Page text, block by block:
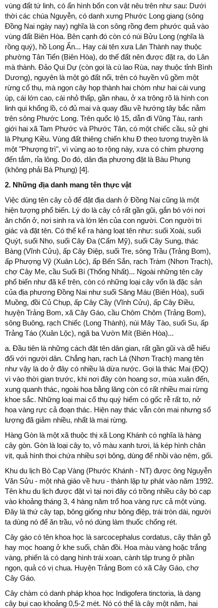
vùng đất tứ linh, có ẩn hình bốn con vật nêu trên như sau: Dưới
thời các chúa Nguyễn, có danh xưng Phước Long giang (sông
Đồng Nai ngày nay) nghĩa là con sông rồng đem phước quả vào
vùng đất Biên Hòa. Bên cạnh đó còn có núi Bửu Long (nghĩa là
rồng quý), hồ Long Ẩn... Hay cái tên xưa Lân Thành nay thuộc
phường Tân Tiến (Biên Hòa), do thế đất nên được đặt ra, do Lân
mà thành. Đảo Qui Dự (còn gọi là cù lao Rùa, nay thuộc tỉnh Bình
Dương), nguyên là một gò đất nổi, trên có huyền vũ gồm một
rừng cổ thụ, mà ngọn cây họp thành hai chòm như hai cái vung
úp, cái lớn cao, cái nhỏ thấp, gần nhau, ở xa trông rõ là hình con
linh qui khổng lồ, có đủ mai và quay đầu về hướng tây bắc nằm
trên sông Phước Long. Trên quốc lộ 15, dẫn đi Vũng Tàu, ranh
giới hai xã Tam Phước và Phước Tân, có một chiếc cầu, sử ghi
là Phụng Kiều. Vùng đất thiêng chiến khu Đ theo tương truyền là
một "Phượng trì", vì vùng ao to rộng này, xưa có chim phượng
đến tắm, rỉa lông. Do đó, dân địa phương đặt là Bàu Phụng
(không phải Bà Phụng) [4].
2. Những địa danh mang tên thực vật
Việc dùng tên cây cỏ để đặt địa danh ở Đồng Nai cũng là một
hiện tượng phổ biến. Lý do là cây cỏ rất gần gũi, gắn bó với nơi
ăn chốn ở, nơi sinh ra và lớn lên của con người. Con người tri
giác và đặt tên. Có thể kể ra hàng loạt tên như: suối Xoài, suối
Quýt, suối Nho, suối Cây Đa (Cẩm Mỹ), suối Cây Sung, thác
Bàng (Vĩnh Cửu), ấp Cây Điệp, suối Tre, sông Trầu (Trảng Bom),
ấp Phượng Vỹ (Xuân Lộc), ấp Bến Sắn, rạch Tràm (Nhơn Trạch),
chợ Cây Me, cầu Suối Bí (Thống Nhất)... Ngoài những tên cây
phổ biến như đã kể trên, còn có những loại cây vốn là đặc sản
của địa phương Đồng Nai như suối Săng Máu (Biên Hòa), suối
Muồng, đồi Củ Chụp, ấp Cây Cầy (Vĩnh Cửu), ấp Cây Điều,
huyện Trảng Bom, xã Cây Gáo, cầu Chôm Chôm (Trảng Bom),
sông Buông, rạch Chiếc (Long Thành), núi Mây Tào, suối Su, ấp
Trảng Táo (Xuân Lộc), ngã ba Vườn Mít (Biên Hòa)...
a. Đầu tiên là những cách đặt tên dân gian, rất gần gũi và dễ hiểu
đối với người dân. Chẳng hạn, rạch Lá (Nhơn Trạch) mang tên
như vậy là do ở đây có nhiều lá dừa nước. Gọi là thác Mai (ĐQ)
vì vào thời gian trước, khi nơi đây còn hoang sơ, mùa xuân đến,
xung quanh thác, ngoài hoa bằng lăng còn có rất nhiều mai rừng
khoe sắc. Những loại mai cổ thụ quý hiếm có gốc rễ rất to, nở
hoa vàng rực cả đoạn thác. Hiện nay thác vẫn còn mai nhưng số
lượng đã giảm nhiều, nhất là mai rừng.
Hàng Gòn là một xã thuộc thị xã Long Khánh có nghĩa là hàng
cây gòn. Gòn là loại cây to, vỏ màu xanh tươi, lá kép hình chân
vịt, quả hình thoi chứa nhiều sợi bông, dùng để nhồi vào nệm, gối.
Khu du lịch Bò Cạp Vàng (Phước Khánh - NT) được ông Nguyễn
Văn Sửu - một nhà giáo về hưu - thành lập tự phát vào năm 1992.
Tên khu du lịch được đặt vì tại nơi đây có trồng nhiều cây bò cạp
vào khoảng tháng 3, 4 hàng năm trổ hoa vàng rực cả một vùng.
Đây là thứ cây tạp, bông giống như bông điệp, trái tròn dài, người
ta dùng nó để ăn trầu, vỏ nó dùng làm thuốc chống rét.
Cây gáo có tên khoa học là sarcocephalus cordatus, cây thân gỗ
hay mọc hoang ở khe suối, chân đồi. Hoa màu vàng hoặc trắng
vàng, phiến lá có dạng hình trái xoan, cành tập trung ở phần
ngọn, quả có vị chua. Huyện Trảng Bom có xã Cây Gáo, chợ
Cây Gáo.
Cây chàm có danh pháp khoa học Indigofera tinctoria, là dạng
cây bụi cao khoảng 0,5-2 mét. Nó có thể là cây một năm, hai